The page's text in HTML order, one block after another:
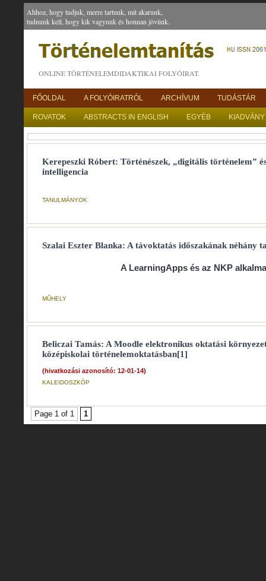
Ahhoz, hogy tudjuk, merre tartunk, mit akarunk,
tudnunk kell, hogy kik vagyunk és honnan jövünk.
ONLINE TÖRTÉNELEMDIDAKTIKAI FOLYÓIRAT.
FŐOLDAL A FOLYÓIRATRÓL ARCHÍVUM TUDÁSTÁR
ROVATOK ABSTRACTS IN ENGLISH EGYÉB
Kerepeszki Róbert: Történészek, „digitális történelem”
intelligencia
TANULMÁNYOK
Szalai Eszter Blanka: A távoktatás időszakának néhány
A LearningApps és az NKP
MŰHELY
Beliczai Tamás: A Moodle elektronikus oktatási
középiskolai történelemoktatásban[1]
(hivatkozási azonosító: 12-01-14)
KALEIDOSZKÓP
Page 1 of 1 1